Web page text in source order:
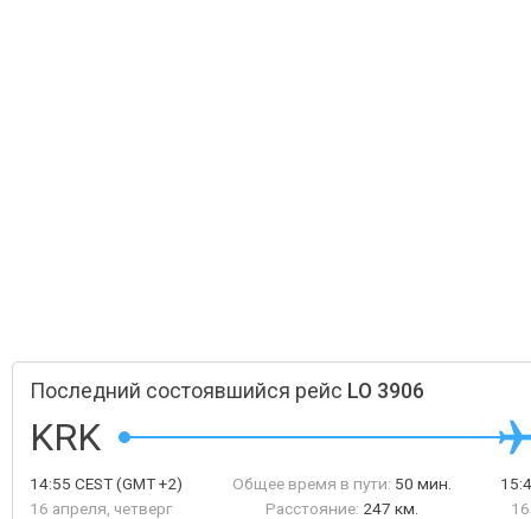
Последний состоявшийся рейс LO 3906
KRK
14:55 CEST(GMT +2)
16 апреля, четверг
Общее время в пути: 50 мин.
Расстояние: 247 км.